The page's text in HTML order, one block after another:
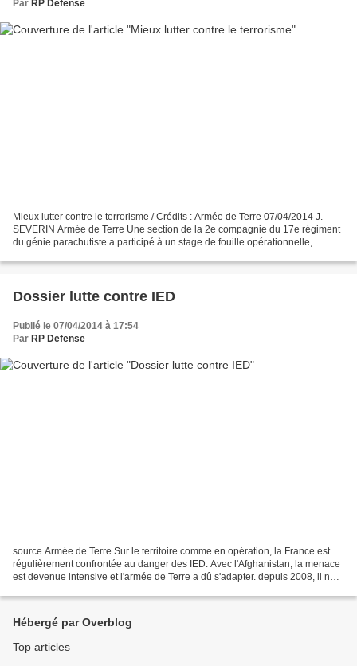
Par RP Defense
Mieux lutter contre le terrorisme / Crédits : Armée de Terre 07/04/2014 J.
SEVERIN Armée de Terre Une section de la 2e compagnie du 17e régiment
du génie parachutiste a participé à un stage de fouille opérationnelle,
Dossier lutte contre IED
Publié le 07/04/2014 à 17:54
Par RP Defense
source Armée de Terre Sur le territoire comme en opération, la France est
régulièrement confrontée au danger des IED. Avec l'Afghanistan, la menace
est devenue intensive et l'armée de Terre a dû s'adapter. depuis 2008, il ne
Hébergé par Overblog
Top articles